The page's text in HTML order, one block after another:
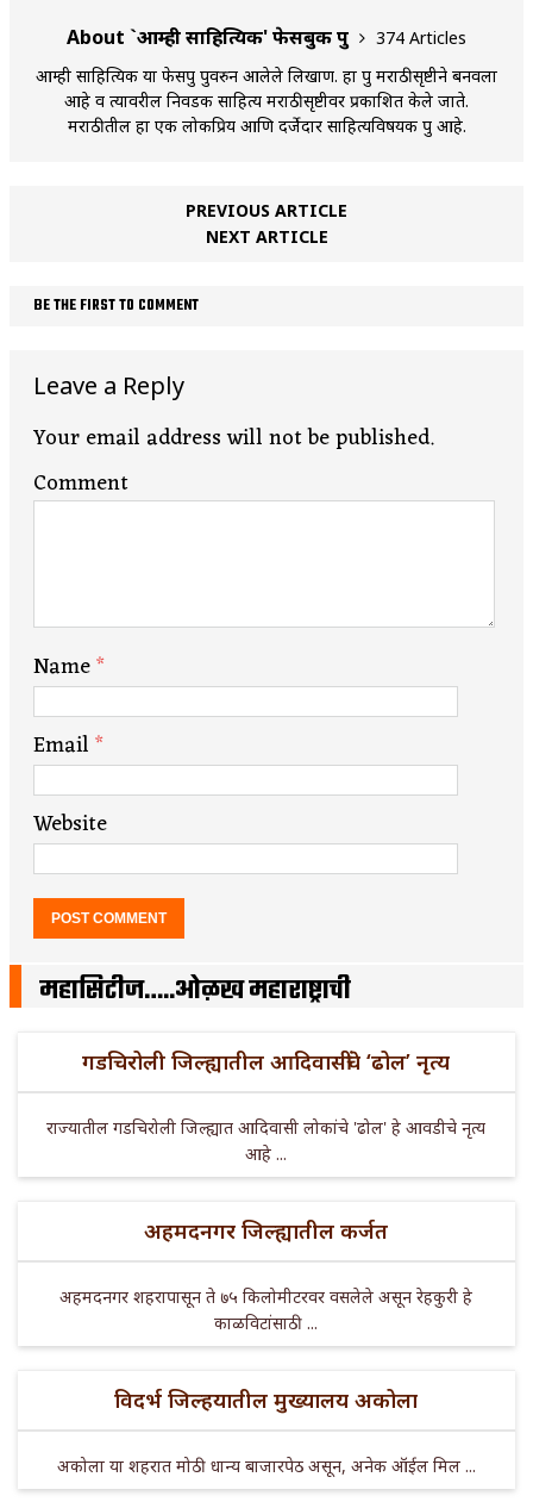
About `आम्ही साहित्यिक' फेसबुक ग्रुप
374 Articles
आम्ही साहित्यिक या फेसग्रुप ग्रुपवरुन आलेले लिखाण. हा ग्रुप मराठीसृष्टीने बनवला
आहे व त्यावरील निवडक साहित्य मराठीसृष्टीवर प्रकाशित केले जाते.
मराठीतील हा एक लोकप्रिय आणि दर्जेदार साहित्यविषयक ग्रुप आहे.
PREVIOUS ARTICLE
NEXT ARTICLE
BE THE FIRST TO COMMENT
Leave a Reply
Your email address will not be published.
Comment
Name*
Email*
Website
महासिटीज…..ओळख महाराष्ट्राची
गडचिरोली जिल्ह्यातील आदिवासींचे ‘ढोल’ नृत्य
राज्यातील गडचिरोली जिल्ह्यात आदिवासी लोकांचे 'ढोल' हे आवडीचे नृत्य
आहे ...
अहमदनगर जिल्ह्यातील कर्जत
अहमदनगर शहरापासून ते ७५ किलोमीटरवर वसलेले असून रेहकुरी हे
काळविटांसाठी ...
विदर्भ जिल्हयातील मुख्यालय अकोला
अकोला या शहरात मोठी धान्य बाजारपेठ असून, अनेक ऑईल मिल ...